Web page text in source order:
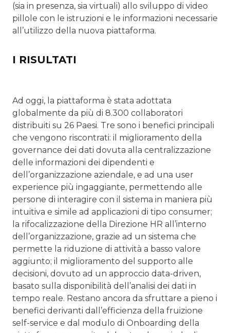
(sia in presenza, sia virtuali) allo sviluppo di video
pillole con le istruzioni e le informazioni necessarie
all’utilizzo della nuova piattaforma.
I RISULTATI
Ad oggi, la piattaforma è stata adottata
globalmente da più di 8.300 collaboratori
distribuiti su 26 Paesi. Tre sono i benefici principali
che vengono riscontrati: il miglioramento della
governance dei dati dovuta alla centralizzazione
delle informazioni dei dipendenti e
dell’organizzazione aziendale, e ad una user
experience più ingaggiante, permettendo alle
persone di interagire con il sistema in maniera più
intuitiva e simile ad applicazioni di tipo consumer;
la rifocalizzazione della Direzione HR all’interno
dell’organizzazione, grazie ad un sistema che
permette la riduzione di attività a basso valore
aggiunto; il miglioramento del supporto alle
decisioni, dovuto ad un approccio data-driven,
basato sulla disponibilità dell’analisi dei dati in
tempo reale. Restano ancora da sfruttare a pieno i
benefici derivanti dall’efficienza della fruizione
self-service e dal modulo di Onboarding della